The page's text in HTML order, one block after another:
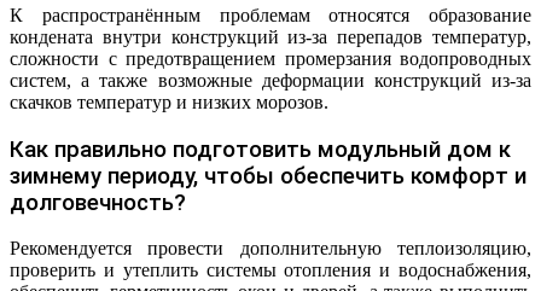
К распространённым проблемам относятся образование
кондената внутри конструкций из-за перепадов температур,
сложности с предотвращением промерзания водопроводных
систем, а также возможные деформации конструкций из-за
скачков температур и низких морозов.
Как правильно подготовить модульный дом к
зимнему периоду, чтобы обеспечить комфорт и
долговечность?
Рекомендуется провести дополнительную теплоизоляцию,
проверить и утеплить системы отопления и водоснабжения,